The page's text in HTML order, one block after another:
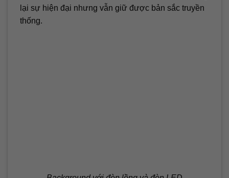
lại sự hiện đại nhưng vẫn giữ được bản sắc truyền
thống.